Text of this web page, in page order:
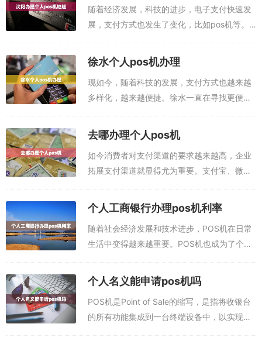
随着经济发展，科技的进步，电子支付快速发
展，支付方式也发生了变化，比如pos机等。
机来进行收款，也有很多个人也会办理pos
机，以便更方便地接受支付。那么，在沈...
徐水个人pos机办理
现如今，随着科技的发展，支付方式也越来越
多样化，越来越便捷。徐水一直在寻找更便捷
理pos机：加微信办理pos机，费率更低，手把
手教你操作，省钱，安全，额度大，不...
去哪办理个人pos机
如今消费者对支付渠道的要求越来越高，企业
拓展支付渠道就显得尤为重要。支付宝、微信
要更好的服务消费者，就必须要拓展支付渠
道，POS机就是其中一种重要的支付渠道。
那...
个人工商银行办理pos机利率
随着社会经济发展和技术进步，POS机在日常
生活中变得越来越重要。POS机也成为了个人
机利率是很多人关心的问题。手机申请个人
pos机：点此申请个人pos机【免费...
个人名义能申请pos机吗
POS机是Point of Sale的缩写，是指将收银台
的所有功能集成到一台终端设备中，以实现收